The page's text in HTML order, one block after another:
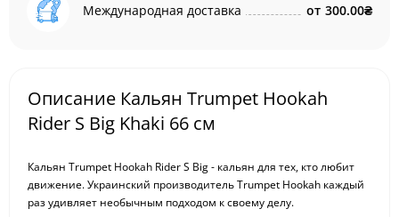
Международная доставка от 300.00₴
Описание Кальян Trumpet Hookah
Rider S Big Khaki 66 см
Кальян Trumpet Hookah Rider S Big - кальян для тех, кто любит
движение. Украинский производитель Trumpet Hookah каждый
раз удивляет необычным подходом к своему делу.